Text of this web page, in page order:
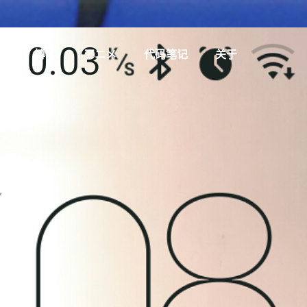
博客 アニメ 代码笔记 关于